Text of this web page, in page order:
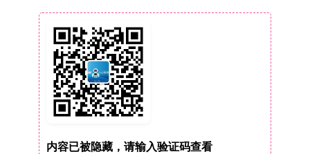
内容已被隐藏，请输入验证码查看